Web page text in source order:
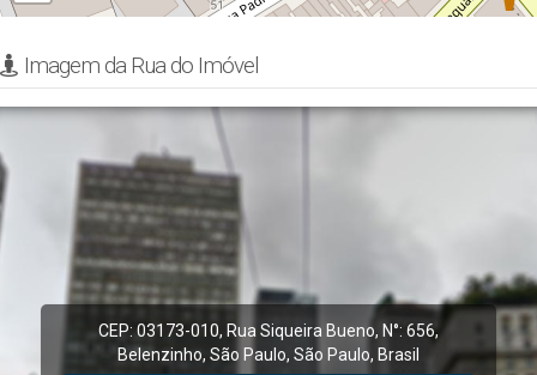
Imagem da Rua do Imóvel
CEP: 03173-010, Rua Siqueira Bueno, N°: 656,
Belenzinho, São Paulo, São Paulo, Brasil